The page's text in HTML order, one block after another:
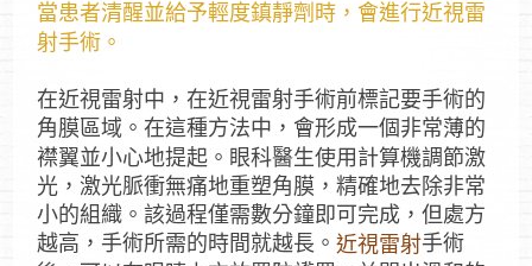
當患者清醒並給予輕度鎮靜劑時，會進行近視雷
射手術。
在近視雷射中，在近視雷射手術前標記要手術的
角膜區域。在這種方法中，會形成一個非常薄的
襟翼並小心地提起。眼科醫生使用計算機調節激
光，激光脈衝無痛地重塑角膜，精確地去除非常
小的組織。該過程僅需數分鐘即可完成，但處方
越高，手術所需的時間就越長。近視雷射手術